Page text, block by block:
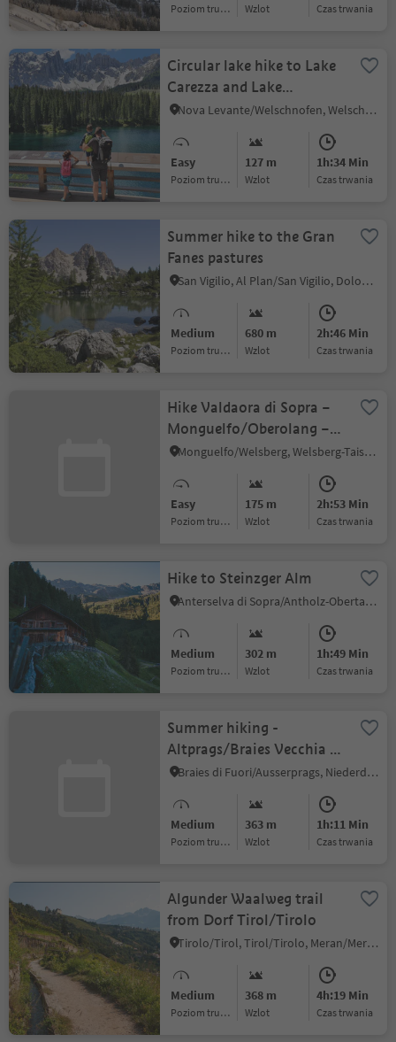
Poziom trudności Wzlot czas trwania
Circular lake hike to Lake
Carezza and Lake
Mittersee
Nova Levante/Welschnofen, Welschnofen/Nova Levante, Dolomites Region Eggental
Easy
Poziom trudności
127 m
Wzlot
1h:34 Min
czas trwania
Summer hike to the Gran
Fanes pastures
San Vigilio, Al Plan/San Vigilio, Dolomites Region Kronplatz/Plan de Corones
Medium
Poziom trudności
680 m
Wzlot
2h:46 Min
czas trwania
Hike Valdaora di Sopra –
Monguelfo/Oberolang –
Welsberg
Monguelfo/Welsberg, Welsberg-Taisten/Monguelfo-Tesido
Easy
Poziom trudności
175 m
Wzlot
2h:53 Min
czas trwania
Hike to Steinzger Alm
Anterselva di Sopra/Antholz-Obertal, Rasen-Antholz/Rasun Anterselva, Dolomites Region Kronplatz/Plan de Corones
Medium
Poziom trudności
302 m
Wzlot
1h:49 Min
czas trwania
Summer hiking -
Altprags/Braies Vecchia -
Putzalm hut
Braies di Fuori/Ausserprags, Niederdorf/Villabassa, Dolomites Region 3 Zinnen
Medium
Poziom trudności
363 m
Wzlot
1h:11 Min
czas trwania
Algunder Waalweg trail
from Dorf Tirol/Tirolo
Tirolo/Tirol, Tirol/Tirolo, Meran/Merano and environs
Medium
Poziom trudności
368 m
Wzlot
4h:19 Min
czas trwania